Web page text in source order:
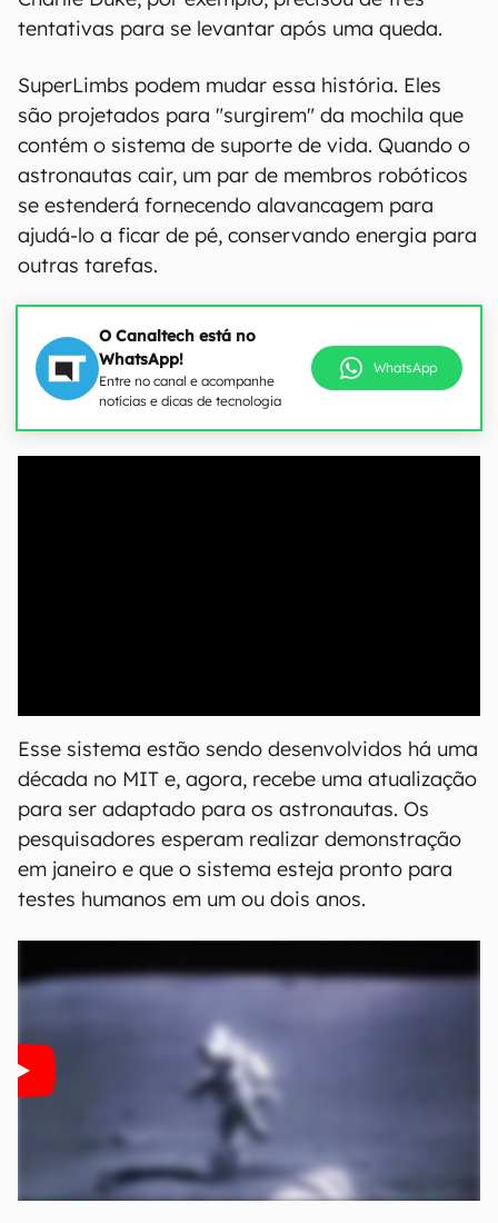
tentativas para se levantar após uma queda.
SuperLimbs podem mudar essa história. Eles
são projetados para "surgirem" da mochila que
contém o sistema de suporte de vida. Quando o
astronautas cair, um par de membros robóticos
se estenderá fornecendo alavancagem para
ajudá-lo a ficar de pé, conservando energia para
outras tarefas.
O Canaltech está no
WhatsApp!
Entre no canal e acompanhe
notícias e dicas de tecnologia
WhatsApp
Esse sistema estão sendo desenvolvidos há uma
década no MIT e, agora, recebe uma atualização
para ser adaptado para os astronautas. Os
pesquisadores esperam realizar demonstração
em janeiro e que o sistema esteja pronto para
testes humanos em um ou dois anos.